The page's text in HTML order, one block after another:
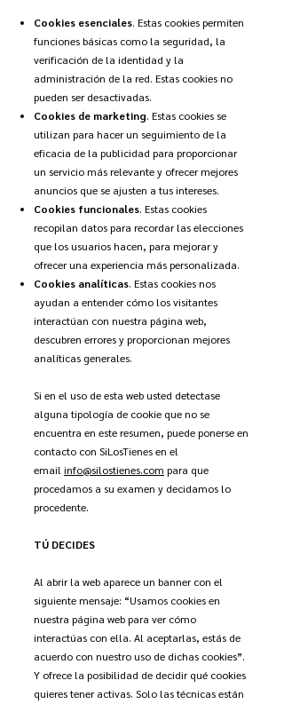
Cookies esenciales. Estas cookies permiten
funciones básicas como la seguridad, la
verificación de la identidad y la
administración de la red. Estas cookies no
pueden ser desactivadas.
Cookies de marketing. Estas cookies se
utilizan para hacer un seguimiento de la
eficacia de la publicidad para proporcionar
un servicio más relevante y ofrecer mejores
anuncios que se ajusten a tus intereses.
Cookies funcionales. Estas cookies
recopilan datos para recordar las elecciones
que los usuarios hacen, para mejorar y
ofrecer una experiencia más personalizada.
Cookies analíticas. Estas cookies nos
ayudan a entender cómo los visitantes
interactúan con nuestra página web,
descubren errores y proporcionan mejores
analíticas generales.
Si en el uso de esta web usted detectase
alguna tipología de cookie que no se
encuentra en este resumen, puede ponerse en
contacto con SiLosTienes en el
email info@silostienes.com para que
procedamos a su examen y decidamos lo
procedente.
TÚ DECIDES
Al abrir la web aparece un banner con el
siguiente mensaje: “Usamos cookies en
nuestra página web para ver cómo
interactúas con ella. Al aceptarlas, estás de
acuerdo con nuestro uso de dichas cookies”.
Y ofrece la posibilidad de decidir qué cookies
quieres tener activas. Solo las técnicas están